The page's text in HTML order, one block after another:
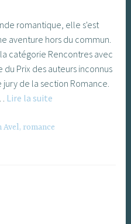
romantique, elle s'est
aventure hors du commun.
catégorie Rencontres avec
Prix des auteurs inconnus
de la section Romance.
Lire la suite
à
Avel, romance